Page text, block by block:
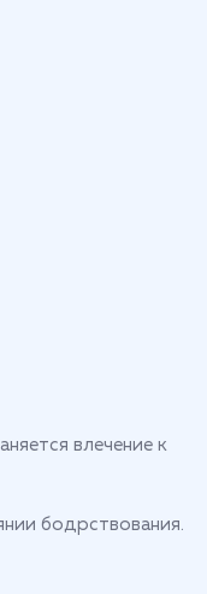
влечение к
бодрствования.